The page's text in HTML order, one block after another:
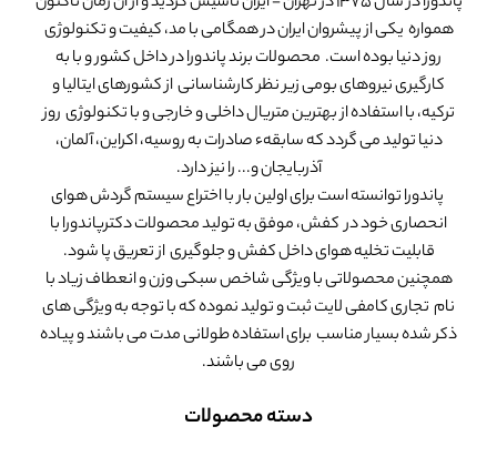
همواره یکی از پیشروان ایران در همگامی با مد، کیفیت و تکنولوژی
روز دنیا بوده است. محصولات برند پاندورا در داخل کشور و با به
کارگیری نیروهای بومی زیر نظر کارشناسانی از کشورهای ایتالیا و
ترکیه، با استفاده از بهترین متریال داخلی و خارجی و با تکنولوژی روز
دنیا تولید می گردد که سابقهء صادرات به روسیه، اکراین، آلمان،
آذربایجان و... را نیز دارد.
پاندورا توانسته است برای اولین بار با اختراع سیستم گردش هوای
انحصاری خود در کفش، موفق به تولید محصولات دکترپاندورا با
قابلیت تخلیه هوای داخل کفش و جلوگیری از تعریق پا شود.
همچنین محصولاتی با ویژگی شاخص سبکی وزن و انعطاف زیاد با
نام تجاری کامفی لایت ثبت و تولید نموده که با توجه به ویژگی های
ذکر شده بسیار مناسب برای استفاده طولانی مدت می باشند و پیاده
روی می باشند.
دسته محصولات